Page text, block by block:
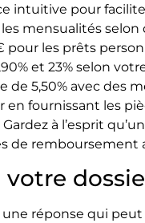
intuitive pour
mensualités
les prêts
et 23% selon
de 5,50% avec
fournissant les
à l’esprit
de remboursement
votre
réponse qui